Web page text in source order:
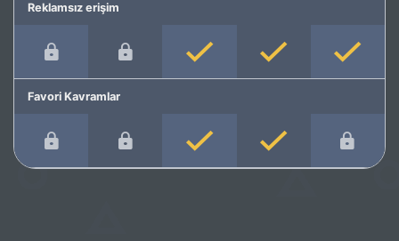
Reklamsız erişim
Favori Kavramlar